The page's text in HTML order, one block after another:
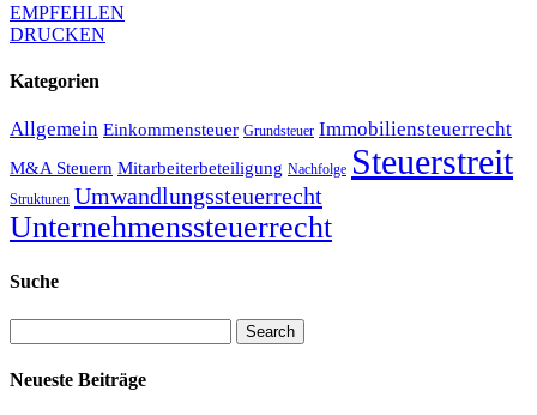
EMPFEHLEN
DRUCKEN
Kategorien
Allgemein Einkommensteuer Grundsteuer Immobiliensteuerrecht
M&A Steuern Mitarbeiterbeteiligung Nachfolge Steuerstreit
Strukturen Umwandlungssteuerrecht
Unternehmenssteuerrecht
Suche
Search
Neueste Beiträge